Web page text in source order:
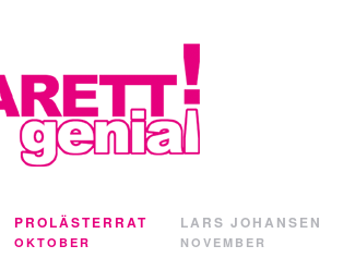
PROLÄSTERRAT
OKTOBER
LARS JOHANSEN
NOVEMBER